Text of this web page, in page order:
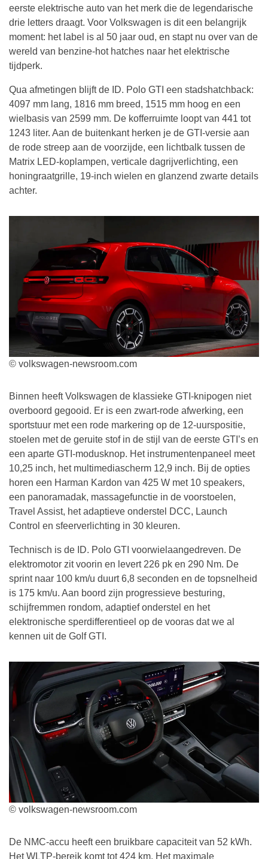
eerste elektrische auto van het merk die de legendarische
drie letters draagt. Voor Volkswagen is dit een belangrijk
moment: het label is al 50 jaar oud, en stapt nu over van de
wereld van benzine-hot hatches naar het elektrische
tijdperk.
Qua afmetingen blijft de ID. Polo GTI een stadshatchback:
4097 mm lang, 1816 mm breed, 1515 mm hoog en een
wielbasis van 2599 mm. De kofferruimte loopt van 441 tot
1243 liter. Aan de buitenkant herken je de GTI-versie aan
de rode streep aan de voorzijde, een lichtbalk tussen de
Matrix LED-koplampen, verticale dagrijverlichting, een
honingraatgrille, 19-inch wielen en glanzend zwarte details
achter.
© volkswagen-newsroom.com
Binnen heeft Volkswagen de klassieke GTI-knipogen niet
overboord gegooid. Er is een zwart-rode afwerking, een
sportstuur met een rode markering op de 12-uurspositie,
stoelen met de geruite stof in de stijl van de eerste GTI’s en
een aparte GTI-modusknop. Het instrumentenpaneel meet
10,25 inch, het multimediascherm 12,9 inch. Bij de opties
horen een Harman Kardon van 425 W met 10 speakers,
een panoramadak, massagefunctie in de voorstoelen,
Travel Assist, het adaptieve onderstel DCC, Launch
Control en sfeerverlichting in 30 kleuren.
Technisch is de ID. Polo GTI voorwielaangedreven. De
elektromotor zit voorin en levert 226 pk en 290 Nm. De
sprint naar 100 km/u duurt 6,8 seconden en de topsnelheid
is 175 km/u. Aan boord zijn progressieve besturing,
schijfremmen rondom, adaptief onderstel en het
elektronische sperdifferentieel op de vooras dat we al
kennen uit de Golf GTI.
© volkswagen-newsroom.com
De NMC-accu heeft een bruikbare capaciteit van 52 kWh.
Het WLTP-bereik komt tot 424 km. Het maximale